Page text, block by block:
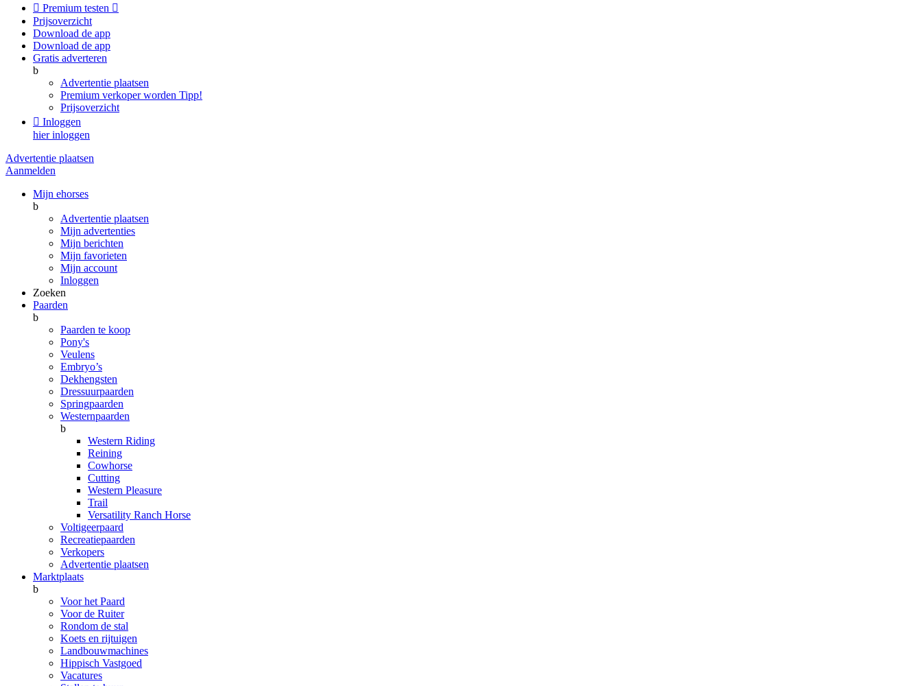
 Premium testen 
Prijsoverzicht
Download de app
Download de app
Gratis adverteren
b
Advertentie plaatsen
Premium verkoper worden Tipp!
Prijsoverzicht
 Inloggen
hier inloggen
Advertentie plaatsen
Aanmelden
Mijn ehorses
b
Advertentie plaatsen
Mijn advertenties
Mijn berichten
Mijn favorieten
Mijn account
Inloggen
Zoeken
Paarden
b
Paarden te koop
Pony's
Veulens
Embryo’s
Dekhengsten
Dressuurpaarden
Springpaarden
Westernpaarden
b
Western Riding
Reining
Cowhorse
Cutting
Western Pleasure
Trail
Versatility Ranch Horse
Voltigeerpaard
Recreatiepaarden
Verkopers
Advertentie plaatsen
Marktplaats
b
Voor het Paard
Voor de Ruiter
Rondom de stal
Koets en rijtuigen
Landbouwmachines
Hippisch Vastgoed
Vacatures